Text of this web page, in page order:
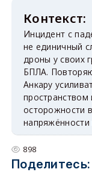
Инцидент с
не единичный
дроны у своих
БПЛА.
Анкару
пространством
осторожности
напряжённости
898
Поделитесь: